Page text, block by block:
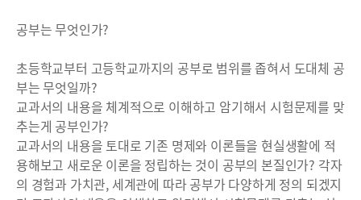
공부는 무엇인가?
초등학교부터 고등학교까지의 공부로 범위를 좁혀서 도대체 공
부는 무엇일까?
교과서의 내용을 체계적으로 이해하고 암기해서 시험문제를 맞
추는게 공부인가?
교과서의 내용을 토대로 기존 명제와 이론들을 현실생활에 적
용해보고 새로운 이론을 정립하는 것이 공부의 본질인가? 각자
의 경험과 가치관, 세계관에 따라 공부가 다양하게 정의 되겠지